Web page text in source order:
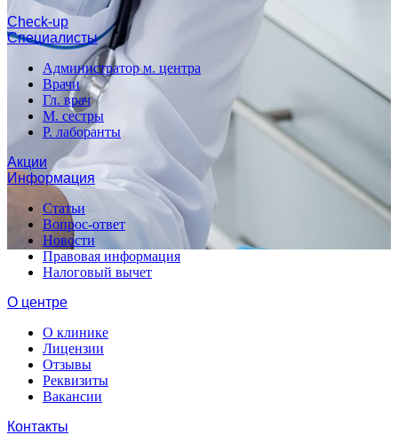
Cheсk-up
Специалисты
Администратор м. центра
Врачи
Гл. врач
М. сестры
Р. лаборанты
Акции
Информация
Статьи
Вопрос-ответ
Новости
Правовая информация
Налоговый вычет
О центре
О клинике
Лицензии
Отзывы
Реквизиты
Вакансии
Контакты